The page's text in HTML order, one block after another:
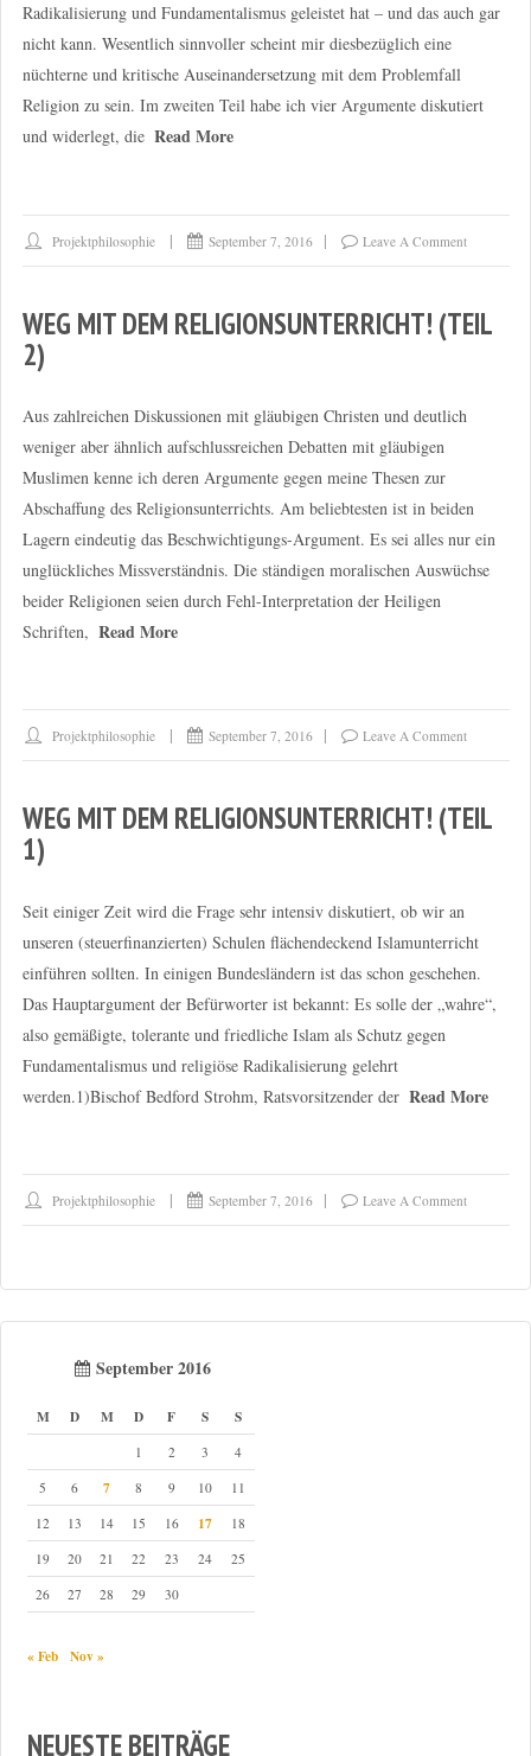
Radikalisierung und Fundamentalismus geleistet hat – und das auch gar
nicht kann. Wesentlich sinnvoller scheint mir diesbezüglich eine
nüchterne und kritische Auseinandersetzung mit dem Problemfall
Religion zu sein. Im zweiten Teil habe ich vier Argumente diskutiert
und widerlegt, die Read More
Projektphilosophie September 7, 2016 Leave A Comment
WEG MIT DEM RELIGIONSUNTERRICHT! (TEIL
2)
Aus zahlreichen Diskussionen mit gläubigen Christen und deutlich
weniger aber ähnlich aufschlussreichen Debatten mit gläubigen
Muslimen kenne ich deren Argumente gegen meine Thesen zur
Abschaffung des Religionsunterrichts. Am beliebtesten ist in beiden
Lagern eindeutig das Beschwichtigungs-Argument. Es sei alles nur ein
unglückliches Missverständnis. Die ständigen moralischen Auswüchse
beider Religionen seien durch Fehl-Interpretation der Heiligen
Schriften, Read More
Projektphilosophie September 7, 2016 Leave A Comment
WEG MIT DEM RELIGIONSUNTERRICHT! (TEIL
1)
Seit einiger Zeit wird die Frage sehr intensiv diskutiert, ob wir an
unseren (steuerfinanzierten) Schulen flächendeckend Islamunterricht
einführen sollten. In einigen Bundesländern ist das schon geschehen.
Das Hauptargument der Befürworter ist bekannt: Es solle der „wahre“,
also gemäßigte, tolerante und friedliche Islam als Schutz gegen
Fundamentalismus und religiöse Radikalisierung gelehrt
werden.1)Bischof Bedford Strohm, Ratsvorsitzender der Read More
Projektphilosophie September 7, 2016 Leave A Comment
September 2016
M D M D F S S
1 2 3
4
5
6 7 8 9 10
11
12
13 14 15 16 17
18
19
20 21 22 23 24
25
26
27 28 29 30
« Feb Nov »
NEUESTE BEITRÄGE